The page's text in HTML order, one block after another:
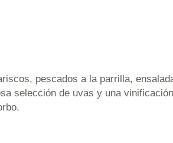
pescados a la parrilla,
selección de uvas y una